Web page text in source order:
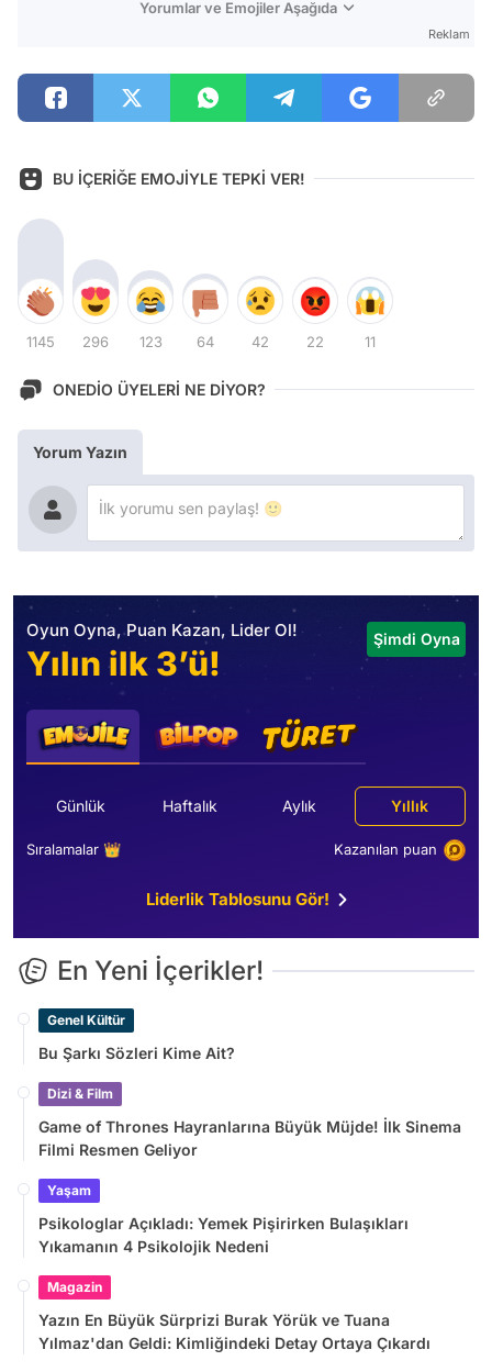
Yorumlar ve Emojiler Aşağıda
Reklam
BU İÇERİĞE EMOJİYLE TEPKİ VER!
1145 296 123 64 42 22 11
ONEDİO ÜYELERİ NE DİYOR?
Yorum Yazın
Oyun Oyna, Puan Kazan, Lider Ol!
Yılın ilk 3’ü!
Şimdi Oyna
Günlük Haftalık Aylık Yıllık
Sıralamalar 👑 Kazanılan puan
Liderlik Tablosunu Gör!
En Yeni İçerikler!
Genel Kültür
Bu Şarkı Sözleri Kime Ait?
Dizi & Film
Game of Thrones Hayranlarına Büyük Müjde! İlk Sinema
Filmi Resmen Geliyor
Yaşam
Psikologlar Açıkladı: Yemek Pişirirken Bulaşıkları
Yıkamanın 4 Psikolojik Nedeni
Magazin
Yazın En Büyük Sürprizi Burak Yörük ve Tuana
Yılmaz'dan Geldi: Kimliğindeki Detay Ortaya Çıkardı